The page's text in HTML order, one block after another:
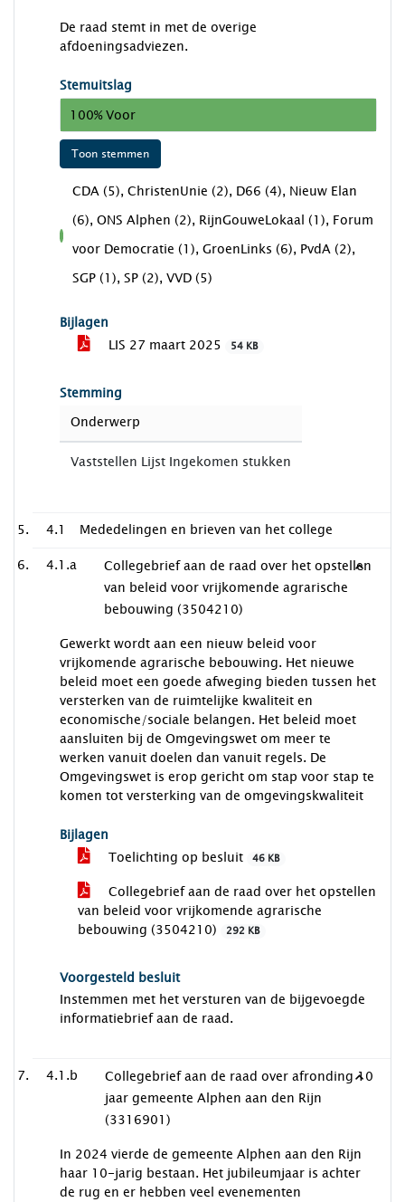
De raad stemt in met de overige
afdoeningsadviezen.
Stemuitslag
100% Voor
Toon stemmen
voor
CDA (5), ChristenUnie (2), D66 (4), Nieuw Elan
(6), ONS Alphen (2), RijnGouweLokaal (1), Forum
voor Democratie (1), GroenLinks (6), PvdA (2),
SGP (1), SP (2), VVD (5)
Bijlagen
LIS 27 maart 2025
54 KB
Stemming
Onderwerp
Vaststellen Lijst Ingekomen stukken
4.1
Mededelingen en brieven van het college
4.1.a
Collegebrief aan de raad over het opstellen
van beleid voor vrijkomende agrarische
bebouwing (3504210)
Gewerkt wordt aan een nieuw beleid voor
vrijkomende agrarische bebouwing. Het nieuwe
beleid moet een goede afweging bieden tussen het
versterken van de ruimtelijke kwaliteit en
economische/sociale belangen. Het beleid moet
aansluiten bij de Omgevingswet om meer te
werken vanuit doelen dan vanuit regels. De
Omgevingswet is erop gericht om stap voor stap te
komen tot versterking van de omgevingskwaliteit
Bijlagen
Toelichting op besluit
46 KB
Collegebrief aan de raad over het opstellen
van beleid voor vrijkomende agrarische
bebouwing (3504210)
292 KB
Voorgesteld besluit
Instemmen met het versturen van de bijgevoegde
informatiebrief aan de raad.
4.1.b
Collegebrief aan de raad over afronding 10
jaar gemeente Alphen aan den Rijn
(3316901)
In 2024 vierde de gemeente Alphen aan den Rijn
haar 10-jarig bestaan. Het jubileumjaar is achter
de rug en er hebben veel evenementen